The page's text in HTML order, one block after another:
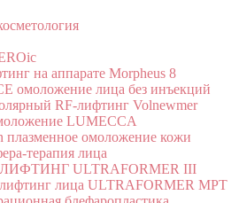
на аппарате Morpheus 8
омоложение лица без инъекций
RF-лифтинг Volnewmer
LUMECCA
плазменное омоложение кожи
терапия лица
ЛИФТИНГ ULTRAFORMER III
лица ULTRAFORMER MPT